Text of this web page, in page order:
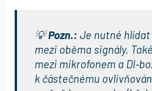
💡Pozn.: Je nutné hlídat
mezi oběma signály.
mezi mikrofonem a
k částečnému